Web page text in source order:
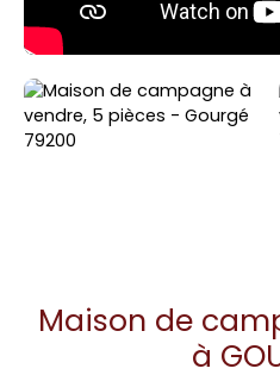
Maison de
à